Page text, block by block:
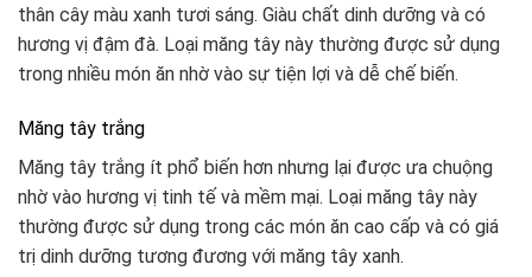
thân cây màu xanh tươi sáng. Giàu chất dinh dưỡng và có
hương vị đậm đà. Loại măng tây này thường được sử dụng
trong nhiều món ăn nhờ vào sự tiện lợi và dễ chế biến.
Măng tây trắng
Măng tây trắng ít phổ biến hơn nhưng lại được ưa chuộng
nhờ vào hương vị tinh tế và mềm mại. Loại măng tây này
thường được sử dụng trong các món ăn cao cấp và có giá
trị dinh dưỡng tương đương với măng tây xanh.